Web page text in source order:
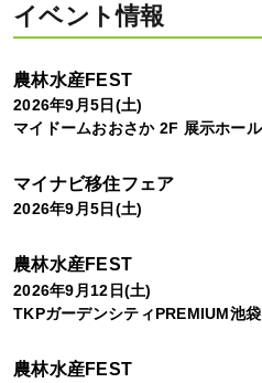
イベント情報
農林水産FEST
2026年9月5日(土)
マイドームおおさか 2F 展示ホー
マイナビ移住フェア
2026年9月5日(土)
農林水産FEST
2026年9月12日(土)
TKPガーデンシティPREMIUM池
農林水産FEST